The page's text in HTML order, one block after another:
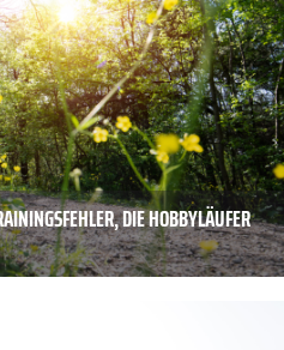
DIE HOBBYLÄUFER